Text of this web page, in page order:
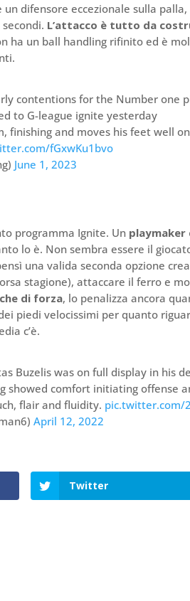
difensore eccezionale sulla
L’attacco è tutto da
ha un ball handling rifinito ed è
contentions for the Number one
to G-league ignite yesterday
finishing and moves his feet well
fGxwKu1bvo
June 1, 2023
programma Ignite. Un playmaker
lo è. Non sembra essere il
una valida seconda opzione
stagione), attaccare il ferro e
di forza, lo penalizza ancora
piedi velocissimi per quanto
c’è.
Buzelis was on full display in his
showed comfort initiating offense
flair and fluidity. pic.twitter.com/
April 12, 2022
Twitter